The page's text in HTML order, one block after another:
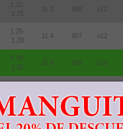
1.22-
1.25
11.3 899 ≥12
1.25-
1.28
11.4 907 ≥12
1.28-
1.32
11.5 915 ≥12
1.38
1.38-
1.42
10.5 836 ≥12